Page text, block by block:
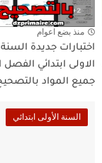
منذ بضع اعوام
اختبارات جديدة السنة
الاولى ابتدائي الفصل
جميع المواد
السنة الأولى ابتدائي